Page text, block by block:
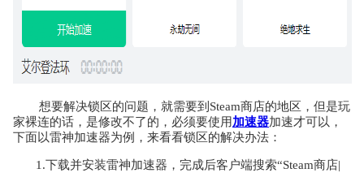
想要解决锁区的问题，就需要到Steam商店的地区，但是玩
家裸连的话，是修改不了的，必须要使用加速器加速才可以，
下面以雷神加速器为例，来看看锁区的解决办法：
1.下载并安装雷神加速器，完成后客户端搜索“Steam商店|